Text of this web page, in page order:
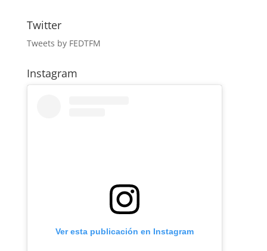
Twitter
Tweets by FEDTFM
Instagram
Ver esta publicación en Instagram